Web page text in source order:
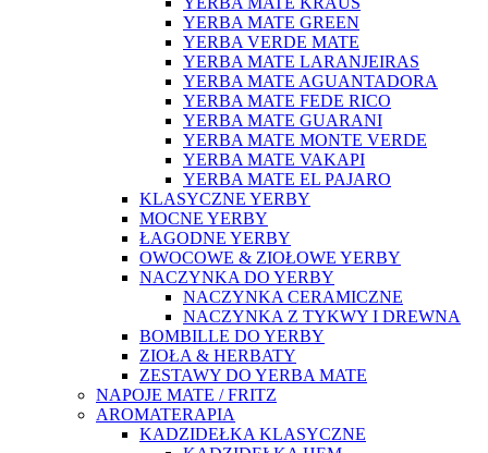
YERBA MATE GREEN
YERBA VERDE MATE
YERBA MATE LARANJEIRAS
YERBA MATE AGUANTADORA
YERBA MATE FEDE RICO
YERBA MATE GUARANI
YERBA MATE MONTE VERDE
YERBA MATE VAKAPI
YERBA MATE EL PAJARO
KLASYCZNE YERBY
MOCNE YERBY
ŁAGODNE YERBY
OWOCOWE & ZIOŁOWE YERBY
NACZYNKA DO YERBY
NACZYNKA CERAMICZNE
NACZYNKA Z TYKWY I DREWNA
BOMBILLE DO YERBY
ZIOŁA & HERBATY
ZESTAWY DO YERBA MATE
NAPOJE MATE / FRITZ
AROMATERAPIA
KADZIDEŁKA KLASYCZNE